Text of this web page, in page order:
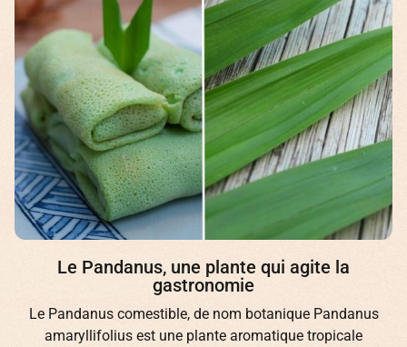
Le Pandanus, une plante qui agite la
gastronomie
Le Pandanus comestible, de nom botanique Pandanus
amaryllifolius est une plante aromatique tropicale